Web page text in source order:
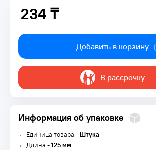
234 ₸
234 ₸
Добавить в корзину
В рассрочку
Информация об упаковке
Единица товара -Штука
Длина -125 мм